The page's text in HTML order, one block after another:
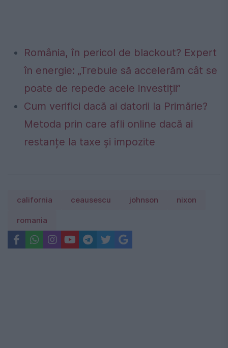
România, în pericol de blackout? Expert
în energie: „Trebuie să accelerăm cât se
poate de repede acele investiții”
Cum verifici dacă ai datorii la Primărie?
Metoda prin care afli online dacă ai
restanțe la taxe și impozite
california ceausescu johnson nixon
romania